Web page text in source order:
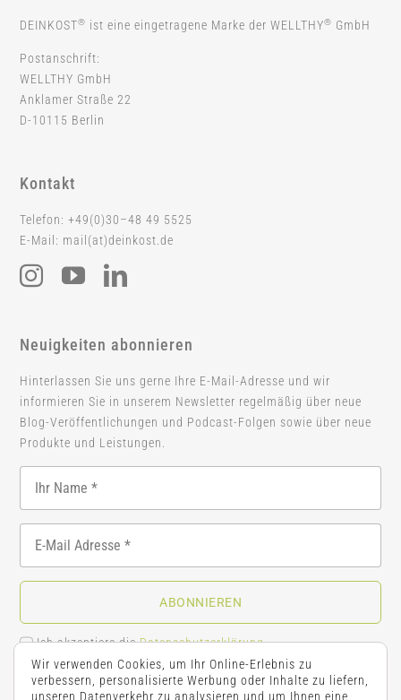
DEINKOST® ist eine eingetragene Marke der WELLTHY® GmbH
Postanschrift:
WELLTHY GmbH
Anklamer Straße 22
D-10115 Berlin
Kontakt
Telefon: +49(0)30–48 49 5525
E-Mail: mail(at)deinkost.de
Neuigkeiten abonnieren
Hinterlassen Sie uns gerne Ihre E-Mail-Adresse und wir
informieren Sie in unserem Newsletter regelmäßig über neue
Blog-Veröffentlichungen und Podcast-Folgen sowie über neue
Produkte und Leistungen.
ABONNIEREN
Ich akzeptiere dieDatenschutzerklärung.
Wir verwenden Cookies, um Ihr Online-Erlebnis zu
verbessern, personalisierte Werbung oder Inhalte zu liefern,
unseren Datenverkehr zu analysieren und um Ihnen eine